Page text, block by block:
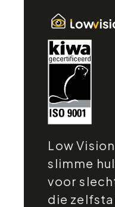
Low
slimme
voor
die